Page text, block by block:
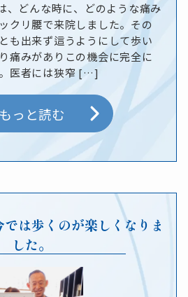
、どんな時に、どのような痛み
クリ腰で来院しました。その
も出来ず這うようにして歩い
痛みがありこの機会に完全に
医者には狭窄 […]
もっと読む
は歩くのが楽しくなりま
した。